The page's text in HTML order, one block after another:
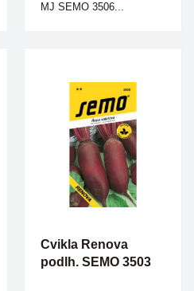
MJ SEMO 3506...
Cvikla Renova
podlh. SEMO 3503